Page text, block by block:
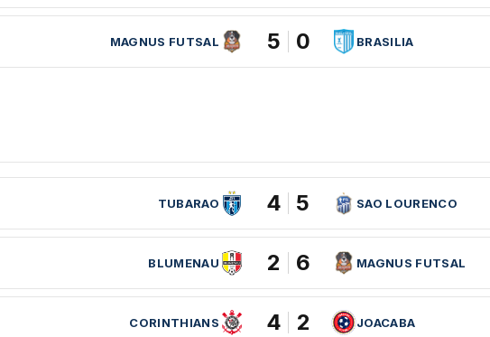
MAGNUS FUTSAL 5 0 BRASILIA
TUBARAO 4 5 SAO LOURENCO
BLUMENAU 2 6 MAGNUS FUTSAL
CORINTHIANS 4 2 JOACABA